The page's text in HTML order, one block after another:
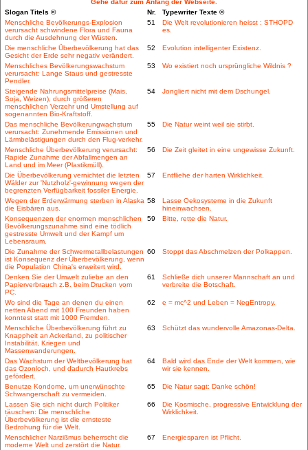
Gehe dafür zum Anfang der Webseite.
Slogan Titels ©
Nr.
Typewriter Texte ©
Menschliche Bevölkerungs-Explosion
verursacht schwindene Flora und Fauna
durch die Ausdehnung der Wüsten.
51
Die Welt revolutionieren heisst : STHOPD
es.
Die menschliche Überbevölkerung hat das
Gesicht der Erde sehr negativ verändert.
52 Evolution intelligenter Existenz.
Menschliches Bevölkerungswachstum
verursacht: Lange Staus und gestresste
Pendler.
53 Wo existiert noch ursprüngliche Wildnis ?
Steigende Nahrungsmittelpreise (Mais,
Soja, Weizen), durch größeren
menschlichen Verzehr und Umstellung auf
sogenannten Bio-Kraftstoff.
54 Jongliert nicht mit dem Dschungel.
Das menschliche Bevölkerungwachstum
verursacht: Zunehmende Emissionen und
Lärmbelästigungen durch den Flug-verkehr.
55 Die Natur weint weil sie stirbt.
Menschliche Überbevölkerung verursacht:
Rapide Zunahme der Abfallmengen an
Land und im Meer (Plastikmüll).
56 Die Zeit gleitet in eine ungewisse Zukunft.
Die Überbevölkerung vernichtet die letzten
Wälder zur 'Nutzholz'-gewinnung wegen der
begrenzten Verfügbarkeit fossiler Energie.
57 Entfliehe der harten Wirklichkeit.
Wegen der Erderwärmung sterben in Alaska
die Eisbären aus.
58
Lasse Oekosysteme in die Zukunft
hineinwachsen.
Konsequenzen der enormen menschlichen
Bevölkerungszunahme sind eine tödlich
gestresste Umwelt und der Kampf um
Lebensraum.
59 Bitte, rette die Natur.
Die Zunahme der Schwermetallbelastungen
ist Konsequenz der Überbevölkerung, wenn
die Population China's erweitert wird.
60 Stoppt das Abschmelzen der Polkappen.
Denken Sie der Umwelt zuliebe an den
Papierverbrauch z.B. beim Drucken vom
PC.
61
Schließe dich unserer Mannschaft an und
verbreite die Botschaft.
Wo sind die Tage an denen du einen
netten Abend mit 100 Freunden haben
konntest statt mit 1000 Fremden.
62 e = mc^2 und Leben = NegEntropy.
Menschliche Überbevölkerung führt zu
Knappheit an Ackerland, zu politischer
Instabilität, Kriegen und
Massenwanderungen.
63 Schützt das wundervolle Amazonas-Delta.
Das Wachstum der Weltbevölkerung hat
das Ozonloch, und dadurch Hautkrebs
gefördert.
64
Bald wird das Ende der Welt kommen, wie
wir sie kennen.
Benutze Kondome, um unerwünschte
Schwangerschaft zu vermeiden.
65 Die Natur sagt: Danke schön!
Lassen Sie sich nicht durch Politiker
täuschen: Die menschliche
Überbevölkerung ist die ernsteste
Bedrohung für die Welt.
66
Die Kosmische, progressive Entwicklung der
Wirklichkeit.
Menschlicher Narzißmus beherrscht die
moderne Welt und zerstört die Natur.
67 Energiesparen ist Pflicht.